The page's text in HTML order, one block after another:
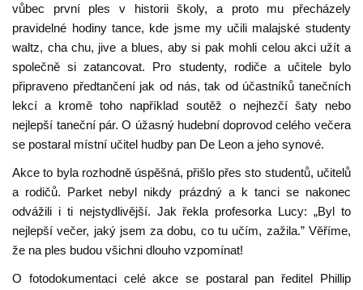
vůbec první ples v historii školy, a proto mu přecházely
pravidelné hodiny tance, kde jsme my učili malajské studenty
waltz, cha chu, jive a blues, aby si pak mohli celou akci užít a
společně si zatancovat. Pro studenty, rodiče a učitele bylo
připraveno předtančení jak od nás, tak od účastníků tanečních
lekcí a kromě toho například soutěž o nejhezčí šaty nebo
nejlepší taneční pár. O úžasný hudební doprovod celého večera
se postaral místní učitel hudby pan De Leon a jeho synové.
Akce to byla rozhodně úspěšná, přišlo přes sto studentů, učitelů
a rodičů. Parket nebyl nikdy prázdný a k tanci se nakonec
odvážili i ti nejstydlivější. Jak řekla profesorka Lucy: „Byl to
nejlepší večer, jaký jsem za dobu, co tu učím, zažila.” Věříme,
že na ples budou všichni dlouho vzpomínat!
O fotodokumentaci celé akce se postaral pan ředitel Phillip